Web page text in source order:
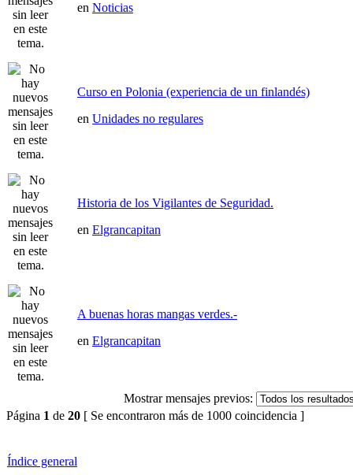
en Noticias
Curso en Polonia (experiencia de un finlandés)
en Unidades no regulares
Historia de los Vigilantes de Seguridad.
en Elgrancapitan
A buenas horas mangas verdes.-
en Elgrancapitan
Mostrar mensajes previos:
Página 1 de 20 [ Se encontraron más de 1000 coincidencia ]
Índice general